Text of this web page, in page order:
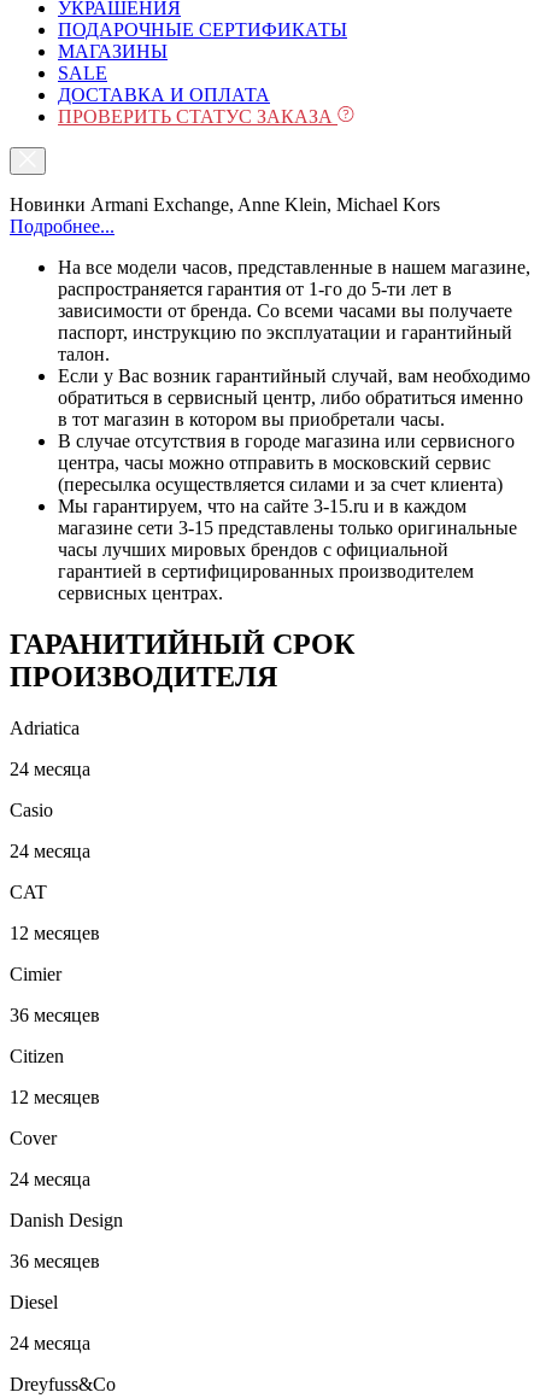
УКРАШЕНИЯ
ПОДАРОЧНЫЕ СЕРТИФИКАТЫ
МАГАЗИНЫ
SALE
ДОСТАВКА И ОПЛАТА
ПРОВЕРИТЬ СТАТУС ЗАКАЗА
Новинки Armani Exchange, Anne Klein, Michael Kors
Подробнее...
На все модели часов, представленные в нашем магазине,
распространяется гарантия от 1-го до 5-ти лет в
зависимости от бренда. Со всеми часами вы получаете
паспорт, инструкцию по эксплуатации и гарантийный
талон.
Если у Вас возник гарантийный случай, вам необходимо
обратиться в сервисный центр, либо обратиться именно
в тот магазин в котором вы приобретали часы.
В случае отсутствия в городе магазина или сервисного
центра, часы можно отправить в московский сервис
(пересылка осуществляется силами и за счет клиента)
Мы гарантируем, что на сайте 3-15.ru и в каждом
магазине сети 3-15 представлены только оригинальные
часы лучших мировых брендов с официальной
гарантией в сертифицированных производителем
сервисных центрах.
ГАРАНИТИЙНЫЙ СРОК
ПРОИЗВОДИТЕЛЯ
Adriatica
24 месяца
Casio
24 месяца
CAT
12 месяцев
Cimier
36 месяцев
Citizen
12 месяцев
Cover
24 месяца
Danish Design
36 месяцев
Diesel
24 месяца
Dreyfuss&Co